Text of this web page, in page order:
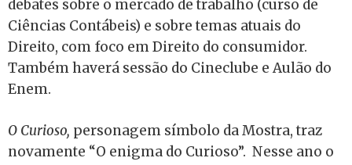
debates sobre o mercado de trabalho (curso de
Ciências Contábeis) e sobre temas atuais do
Direito, com foco em Direito do consumidor.
Também haverá sessão do Cineclube e Aulão do
Enem.
O Curioso, personagem símbolo da Mostra, traz
novamente “O enigma do Curioso”. Nesse ano o